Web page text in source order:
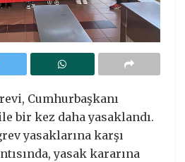
Cumhurbaşkanı
bir kez daha yasaklandı.
yasaklarına karşı
yasak kararına